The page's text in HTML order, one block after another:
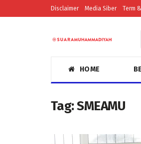
Disclaimer Media Siber Term
HOME
Tag:SMEAMU